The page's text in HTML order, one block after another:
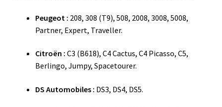
Peugeot : 208, 308 (T9), 508, 2008, 3008, 5008,
Partner, Expert, Traveller.
Citroën : C3 (B618), C4 Cactus, C4 Picasso, C5,
Berlingo, Jumpy, Spacetourer.
DS Automobiles : DS3, DS4, DS5.